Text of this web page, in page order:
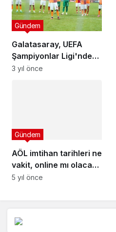
Galatasaray, UEFA
Şampiyonlar Ligi'nde
gruplara kalmayı
Gündem
3 yıl önce
AÖL imtihan tarihleri ne
vakit, online mı olacak?
MEB deklare etti: AÖL
Gündem
5 yıl önce